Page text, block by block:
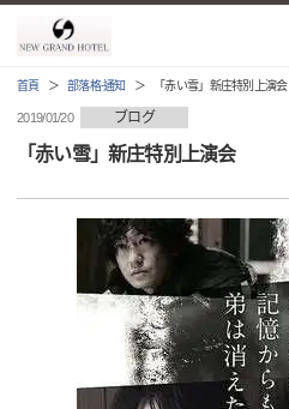
首頁 部落格·通知 「赤い雪」新庄特別上演会
2019/01/20 ブログ
「赤い雪」新庄特別上演会